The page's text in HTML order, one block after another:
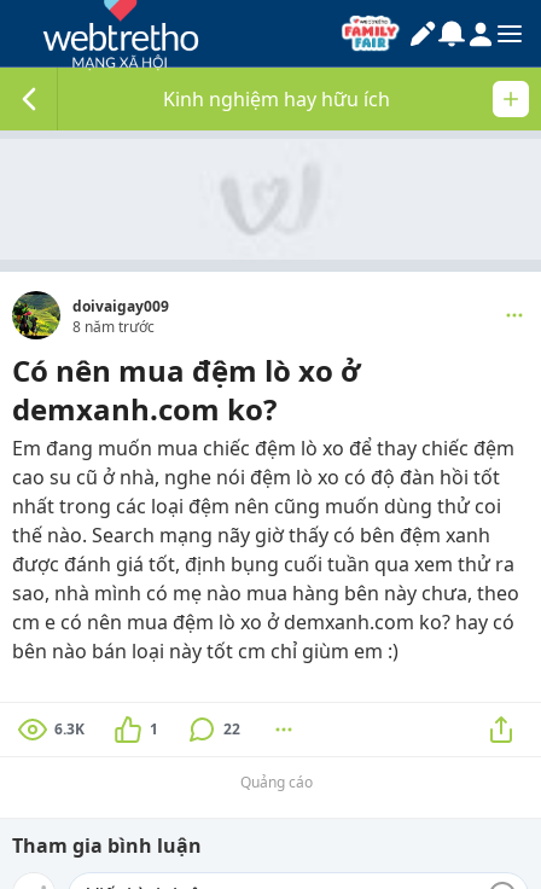
Kinh nghiệm hay hữu ích
doivaigay009
8 năm trước
Có nên mua đệm lò xo ở
demxanh.com ko?
Em đang muốn mua chiếc đệm lò xo để thay chiếc đệm
cao su cũ ở nhà, nghe nói đệm lò xo có độ đàn hồi tốt
nhất trong các loại đệm nên cũng muốn dùng thử coi
thế nào. Search mạng nãy giờ thấy có bên đệm xanh
được đánh giá tốt, định bụng cuối tuần qua xem thử ra
sao, nhà mình có mẹ nào mua hàng bên này chưa, theo
cm e có nên mua đệm lò xo ở demxanh.com ko? hay có
bên nào bán loại này tốt cm chỉ giùm em :)
6.3K 1 22
Quảng cáo
Tham gia bình luận